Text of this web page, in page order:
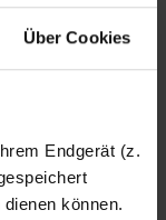
Über Cookies
Endgerät (z.
können.
Lorenz